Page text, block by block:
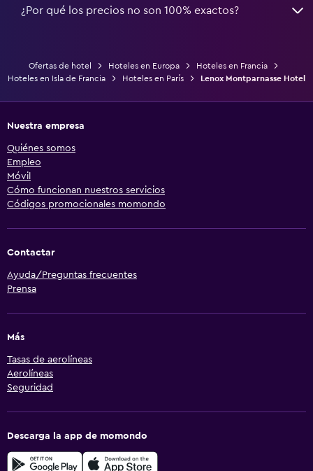
¿Por qué los precios no son 100% exactos?
Ofertas de hotel Hoteles en Europa
Hoteles en Francia
Hoteles en Isla de Francia
Hoteles en París Lenox Montparnasse Hotel
Nuestra empresa
Quiénes somos
Empleo
Móvil
Cómo funcionan nuestros servicios
Códigos promocionales momondo
Contactar
Ayuda/Preguntas frecuentes
Prensa
Más
Tasas de aerolíneas
Aerolíneas
Seguridad
Descarga la app de momondo